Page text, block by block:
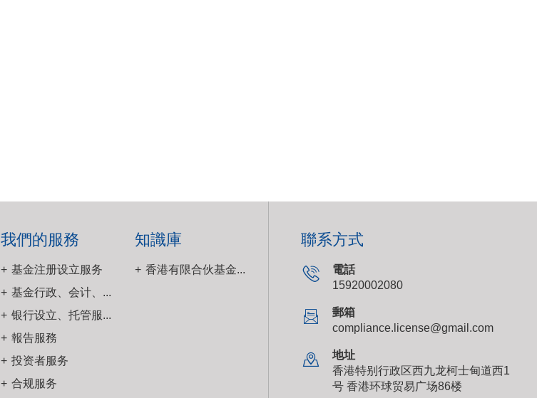
我們的服務
基金注册设立服务
基金行政、会计、...
银行设立、托管服...
報告服務
投资者服务
合规服务
知識庫
香港有限合伙基金...
聯系方式
電話
15920002080
郵箱
compliance.license@gmail.com
地址
香港特别行政区西九龙柯士甸道西1
号 香港环球贸易广场86楼